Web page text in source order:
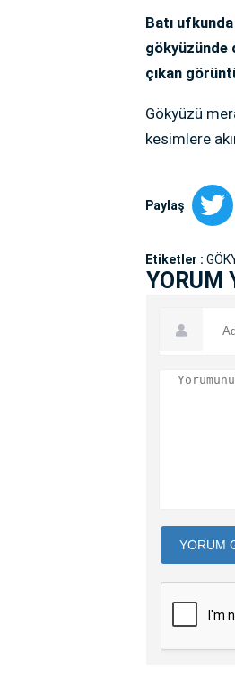
Batı
gökyüzünde
çıkan
Gökyüzü
kesimlere
Paylaş
Etiketler :
YORUM
YORUM